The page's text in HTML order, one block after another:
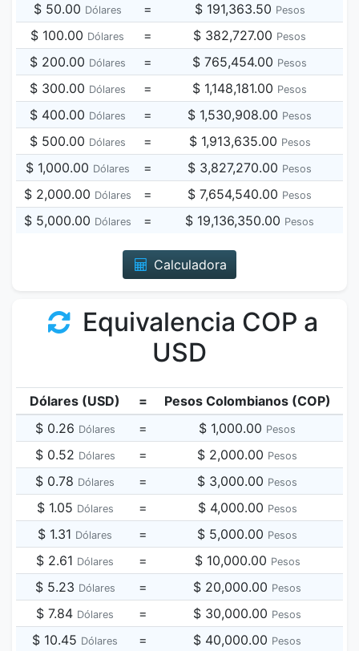
$ 50.00 Dólares = $ 191,363.50 Pesos
$ 100.00 Dólares = $ 382,727.00 Pesos
$ 200.00 Dólares = $ 765,454.00 Pesos
$ 300.00 Dólares = $ 1,148,181.00 Pesos
$ 400.00 Dólares = $ 1,530,908.00 Pesos
$ 500.00 Dólares = $ 1,913,635.00 Pesos
$ 1,000.00 Dólares = $ 3,827,270.00 Pesos
$ 2,000.00 Dólares = $ 7,654,540.00 Pesos
$ 5,000.00 Dólares = $ 19,136,350.00 Pesos
Calculadora
Equivalencia COP a
USD
Dólares (USD) =
Pesos Colombianos (COP)
$ 0.26 Dólares = $ 1,000.00 Pesos
$ 0.52 Dólares = $ 2,000.00 Pesos
$ 0.78 Dólares = $ 3,000.00 Pesos
$ 1.05 Dólares = $ 4,000.00 Pesos
$ 1.31 Dólares = $ 5,000.00 Pesos
$ 2.61 Dólares = $ 10,000.00 Pesos
$ 5.23 Dólares = $ 20,000.00 Pesos
$ 7.84 Dólares = $ 30,000.00 Pesos
$ 10.45 Dólares = $ 40,000.00 Pesos